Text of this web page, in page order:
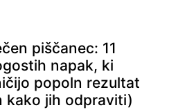
piščanec: 11
napak, ki
popoln rezultat
kako jih odpraviti)